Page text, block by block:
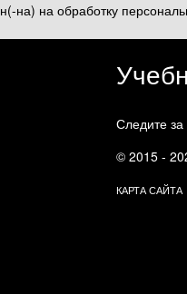
на) на обработку
Следите
© 2015 -
КАРТА САЙТА